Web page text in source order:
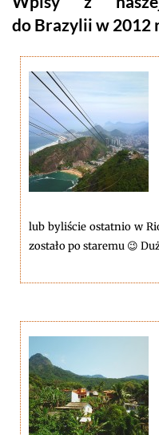
do Brazylii w 2012
lub byliście ostatnio w
zostało po staremu 😉